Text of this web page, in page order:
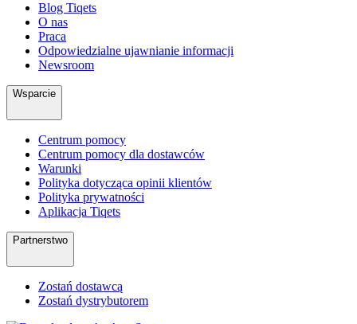
Blog Tiqets
O nas
Praca
Odpowiedzialne ujawnianie informacji
Newsroom
Wsparcie
Centrum pomocy
Centrum pomocy dla dostawców
Warunki
Polityka dotycząca opinii klientów
Polityka prywatności
Aplikacja Tiqets
Partnerstwo
Zostań dostawcą
Zostań dystrybutorem